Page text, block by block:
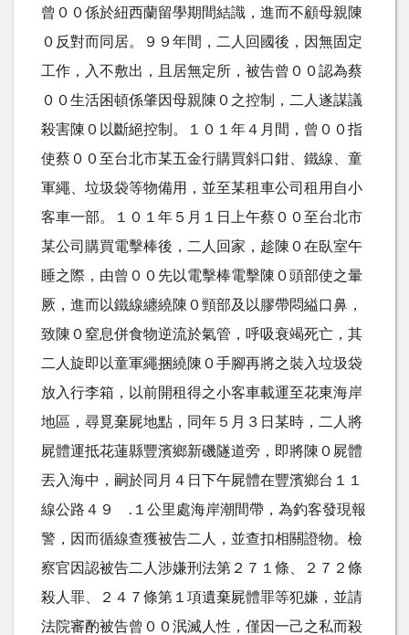
曾００係於紐西蘭留學期間結識，進而不顧母親陳
０反對而同居。９９年間，二人回國後，因無固定
工作，入不敷出，且居無定所，被告曾００認為蔡
００生活困頓係肇因母親陳０之控制，二人遂謀議
殺害陳０以斷絕控制。１０１年４月間，曾００指
使蔡００至台北市某五金行購買斜口鉗、鐵線、童
軍繩、垃圾袋等物備用，並至某租車公司租用自小
客車一部。１０１年５月１日上午蔡００至台北市
某公司購買電擊棒後，二人回家，趁陳０在臥室午
睡之際，由曾００先以電擊棒電擊陳０頭部使之暈
厥，進而以鐵線纏繞陳０頸部及以膠帶悶縊口鼻，
致陳０窒息併食物逆流於氣管，呼吸衰竭死亡，其
二人旋即以童軍繩捆繞陳０手腳再將之裝入垃圾袋
放入行李箱，以前開租得之小客車載運至花東海岸
地區，尋覓棄屍地點，同年５月３日某時，二人將
屍體運抵花蓮縣豐濱鄉新磯隧道旁，即將陳０屍體
丟入海中，嗣於同月４日下午屍體在豐濱鄉台１１
線公路４９ .１公里處海岸潮間帶，為釣客發現報
警，因而循線查獲被告二人，並查扣相關證物。檢
察官因認被告二人涉嫌刑法第２７１條、２７２條
殺人罪、２４７條第１項遺棄屍體罪等犯嫌，並請
法院審酌被告曾００泯滅人性，僅因一己之私而殺